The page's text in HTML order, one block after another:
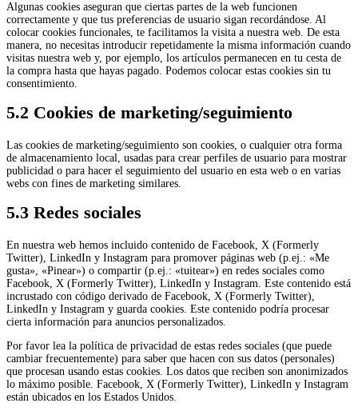
Algunas cookies aseguran que ciertas partes de la web funcionen
correctamente y que tus preferencias de usuario sigan recordándose. Al
colocar cookies funcionales, te facilitamos la visita a nuestra web. De esta
manera, no necesitas introducir repetidamente la misma información cuando
visitas nuestra web y, por ejemplo, los artículos permanecen en tu cesta de
la compra hasta que hayas pagado. Podemos colocar estas cookies sin tu
consentimiento.
5.2 Cookies de marketing/seguimiento
Las cookies de marketing/seguimiento son cookies, o cualquier otra forma
de almacenamiento local, usadas para crear perfiles de usuario para mostrar
publicidad o para hacer el seguimiento del usuario en esta web o en varias
webs con fines de marketing similares.
5.3 Redes sociales
En nuestra web hemos incluido contenido de Facebook, X (Formerly
Twitter), LinkedIn y Instagram para promover páginas web (p.ej.: «Me
gusta», «Pinear») o compartir (p.ej.: «tuitear») en redes sociales como
Facebook, X (Formerly Twitter), LinkedIn y Instagram. Este contenido está
incrustado con código derivado de Facebook, X (Formerly Twitter),
LinkedIn y Instagram y guarda cookies. Este contenido podría procesar
cierta información para anuncios personalizados.
Por favor lea la política de privacidad de estas redes sociales (que puede
cambiar frecuentemente) para saber que hacen con sus datos (personales)
que procesan usando estas cookies. Los datos que reciben son anonimizados
lo máximo posible. Facebook, X (Formerly Twitter), LinkedIn y Instagram
están ubicados en los Estados Unidos.